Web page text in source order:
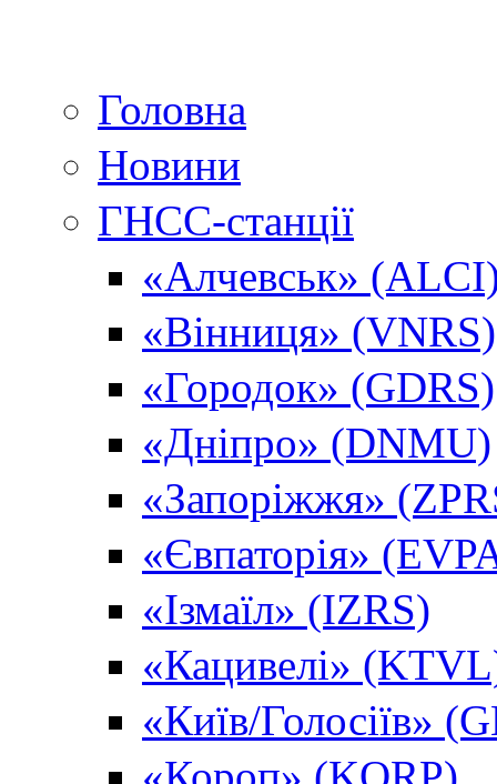
Головна
Новини
ГНСС-станції
«Алчевськ»
«Вінниця» (VNRS)
«Городок» (GDRS)
«Дніпро» (DNMU)
«Запоріжжя»
«Євпаторія»
«Ізмаїл» (IZRS)
«Кацивелі»
«Київ/Голосіїв»